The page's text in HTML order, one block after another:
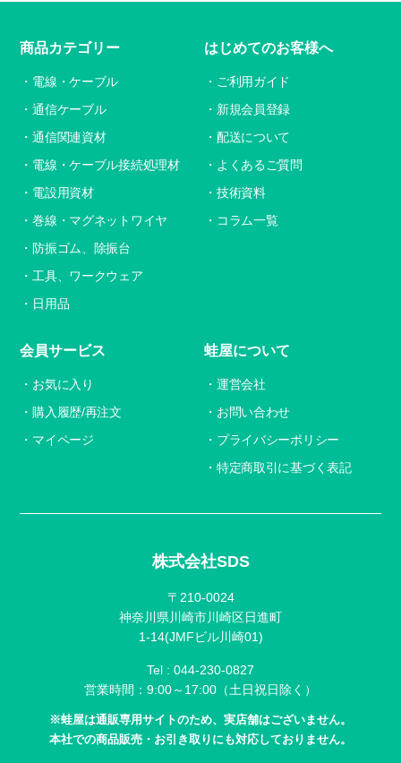
株式会社SDS
〒210-0024
神奈川県川崎市川崎区日進町
1-14(JMFビル川崎01)
Tel : 044-230-0827
営業時間：9:00～17:00（土日祝日除く）
※蛙屋は通販専用サイトのため、実店舗はございません。
本社での商品販売・お引き取りにも対応しておりません。
商品カテゴリー
電線・ケーブル
通信ケーブル
通信関連資材
電線・ケーブル接続処理材
電設用資材
巻線・マグネットワイヤ
防振ゴム、除振台
工具、ワークウェア
日用品
はじめてのお客様へ
ご利用ガイド
新規会員登録
配送について
よくあるご質問
技術資料
コラム一覧
会員サービス
お気に入り
購入履歴/再注文
マイページ
蛙屋について
運営会社
お問い合わせ
プライバシーポリシー
特定商取引に基づく表記